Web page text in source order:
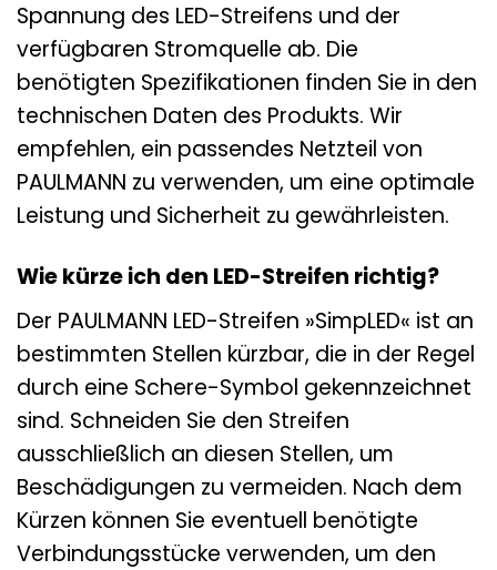
Spannung des LED-Streifens und der
verfügbaren Stromquelle ab. Die
benötigten Spezifikationen finden Sie in den
technischen Daten des Produkts. Wir
empfehlen, ein passendes Netzteil von
PAULMANN zu verwenden, um eine optimale
Leistung und Sicherheit zu gewährleisten.
Wie kürze ich den LED-Streifen richtig?
Der PAULMANN LED-Streifen »SimpLED« ist an
bestimmten Stellen kürzbar, die in der Regel
durch eine Schere-Symbol gekennzeichnet
sind. Schneiden Sie den Streifen
ausschließlich an diesen Stellen, um
Beschädigungen zu vermeiden. Nach dem
Kürzen können Sie eventuell benötigte
Verbindungsstücke verwenden, um den